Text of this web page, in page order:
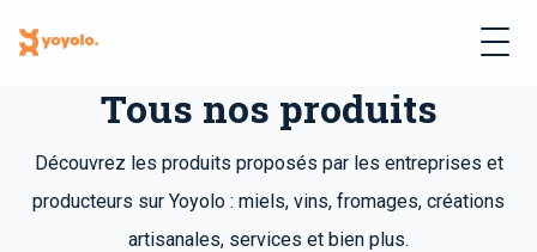
Tous nos produits
Découvrez les produits proposés par les entreprises et
producteurs sur Yoyolo : miels, vins, fromages, créations
artisanales, services et bien plus.